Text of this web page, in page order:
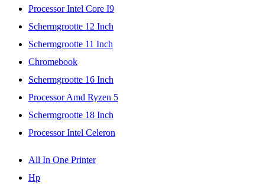
Processor Intel Core I9
Schermgrootte 12 Inch
Schermgrootte 11 Inch
Chromebook
Schermgrootte 16 Inch
Processor Amd Ryzen 5
Schermgrootte 18 Inch
Processor Intel Celeron
All In One Printer
Hp